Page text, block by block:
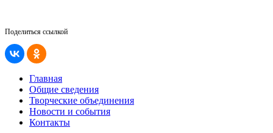
Поделиться ссылкой
Главная
Общие сведения
Творческие объединения
Новости и события
Контакты